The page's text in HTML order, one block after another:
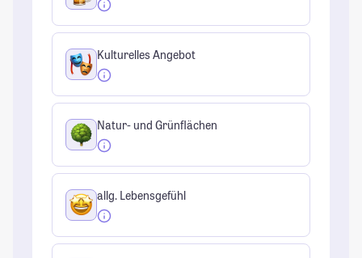
Kulturelles Angebot
Natur- und Grünflächen
allg. Lebensgefühl